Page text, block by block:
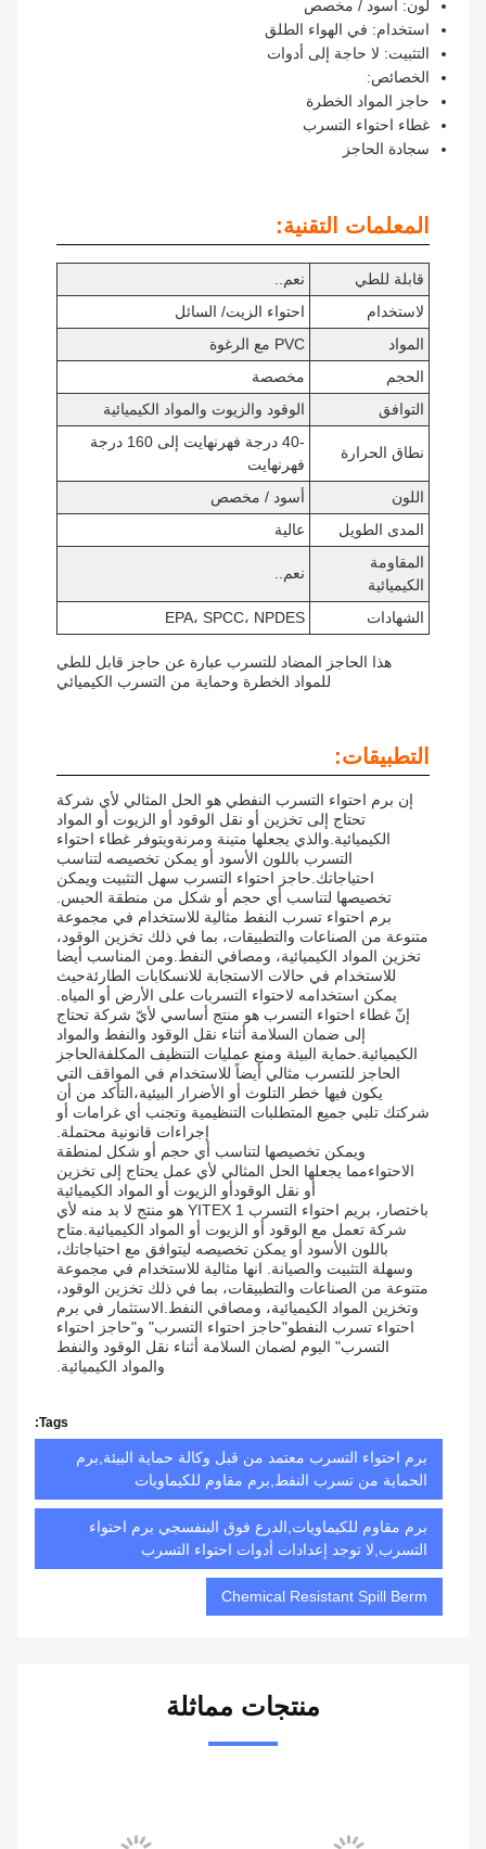
لون: أسود / مخصص
استخدام: في الهواء الطلق
التثبيت: لا حاجة إلى أدوات
الخصائص:
حاجز المواد الخطرة
غطاء احتواء التسرب
سجادة الحاجز
المعلمات التقنية:
قابلة للطي
نعم..
لاستخدام
احتواء الزيت/ السائل
المواد
PVC مع الرغوة
الحجم
مخصصة
التوافق
الوقود والزيوت والمواد الكيميائية
نطاق الحرارة
-40 درجة فهرنهايت إلى 160 درجة
فهرنهايت
اللون
أسود / مخصص
المدى الطويل
عالية
المقاومة
الكيميائية
نعم..
الشهادات EPA، SPCC، NPDES
هذا الحاجز المضاد للتسرب عبارة عن حاجز قابل للطي
للمواد الخطرة وحماية من التسرب الكيميائي
التطبيقات:
إن برم احتواء التسرب النفطي هو الحل المثالي لأي شركة
تحتاج إلى تخزين أو نقل الوقود أو الزيوت أو المواد
الكيميائية.والذي يجعلها متينة ومرنةويتوفر غطاء احتواء
التسرب باللون الأسود أو يمكن تخصيصه لتناسب
احتياجاتك.حاجز احتواء التسرب سهل التثبيت ويمكن
تخصيصها لتناسب أي حجم أو شكل من منطقة الحبس.
برم احتواء تسرب النفط مثالية للاستخدام في مجموعة
متنوعة من الصناعات والتطبيقات، بما في ذلك تخزين الوقود،
تخزين المواد الكيميائية، ومصافي النفط.ومن المناسب أيضا
للاستخدام في حالات الاستجابة للانسكابات الطارئةحيث
يمكن استخدامه لاحتواء التسربات على الأرض أو المياه.
إنّ غطاء احتواء التسرب هو منتج أساسي لأيّ شركة تحتاج
إلى ضمان السلامة أثناء نقل الوقود والنفط والمواد
الكيميائية.حماية البيئة ومنع عمليات التنظيف المكلفةالحاجز
الحاجز للتسرب مثالي أيضاً للاستخدام في المواقف التي
يكون فيها خطر التلوث أو الأضرار البيئية،التأكد من أن
شركتك تلبي جميع المتطلبات التنظيمية وتجنب أي غرامات أو
إجراءات قانونية محتملة.
ويمكن تخصيصها لتناسب أي حجم أو شكل لمنطقة
الاحتواءمما يجعلها الحل المثالي لأي عمل يحتاج إلى تخزين
أو نقل الوقودأو الزيوت أو المواد الكيميائية
باختصار، بريم احتواء التسرب YITEX 1 هو منتج لا بد منه لأي
شركة تعمل مع الوقود أو الزيوت أو المواد الكيميائية.متاح
باللون الأسود أو يمكن تخصيصه ليتوافق مع احتياجاتك،
وسهلة التثبيت والصيانة. انها مثالية للاستخدام في مجموعة
متنوعة من الصناعات والتطبيقات، بما في ذلك تخزين الوقود،
وتخزين المواد الكيميائية، ومصافي النفط.الاستثمار في برم
احتواء تسرب النفطو"حاجز احتواء التسرب" و"حاجز احتواء
التسرب" اليوم لضمان السلامة أثناء نقل الوقود والنفط
والمواد الكيميائية.
Tags:
برم احتواء التسرب معتمد من قبل وكالة حماية البيئة,برم
الحماية من تسرب النفط,برم مقاوم للكيماويات
برم مقاوم للكيماويات,الدرع فوق البنفسجي برم احتواء
التسرب,لا توجد إعدادات أدوات احتواء التسرب
Chemical Resistant Spill Berm
منتجات مماثلة